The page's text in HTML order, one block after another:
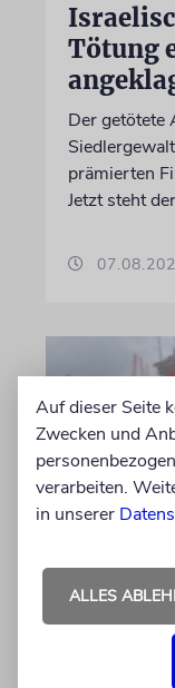
Tötung
Der getötete
prämierten
Jetzt steht
DUBLIN
Wegen
kann
Auf dieser Seite
Zwecken und
verarbeiten.
in unserer
ALLES